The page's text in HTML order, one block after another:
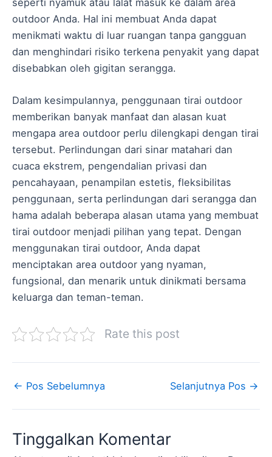
seperti nyamuk atau lalat masuk ke dalam area
outdoor Anda. Hal ini membuat Anda dapat
menikmati waktu di luar ruangan tanpa gangguan
dan menghindari risiko terkena penyakit yang dapat
disebabkan oleh gigitan serangga.
Dalam kesimpulannya, penggunaan tirai outdoor
memberikan banyak manfaat dan alasan kuat
mengapa area outdoor perlu dilengkapi dengan tirai
tersebut. Perlindungan dari sinar matahari dan
cuaca ekstrem, pengendalian privasi dan
pencahayaan, penampilan estetis, fleksibilitas
penggunaan, serta perlindungan dari serangga dan
hama adalah beberapa alasan utama yang membuat
tirai outdoor menjadi pilihan yang tepat. Dengan
menggunakan tirai outdoor, Anda dapat
menciptakan area outdoor yang nyaman,
fungsional, dan menarik untuk dinikmati bersama
keluarga dan teman-teman.
Rate this post
← Pos Sebelumnya Selanjutnya Pos →
Tinggalkan Komentar